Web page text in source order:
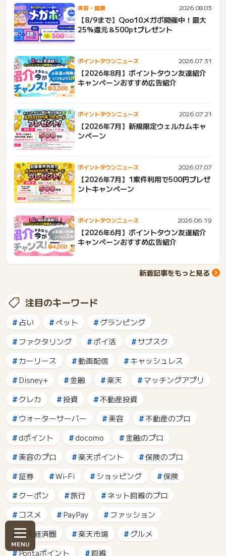
美容・健康 2026.08.03
【8/9まで】Qoo10メガポ開催中！最大
25%還元＆500ptプレゼント
ポイントタウンニュース 2026.07.31
【2026年8月】ポイントタウン友達紹介
キャンペーンおすすめ広告紹介
ポイントタウンニュース 2026.07.21
【2026年7月】新規限定ウェルカムキャ
ンペーン
ポイントタウンニュース 2026.07.07
【2026年7月】1案件利用で500円プレゼ
ントキャンペーン
ポイントタウンニュース 2026.06.19
【2026年6月】ポイントタウン友達紹介
キャンペーンおすすめ広告紹介
新着記事をもっと見る
注目のキーワード
占い ペット
グランピング
ファクタリング
ポイ活
サブスク
カーリース
動画配信
キャッシュレス
Disney+
金融 楽天
マッチングアプリ
クレカ
投資
不動産投資
ウォーターサーバー
美容
不動産のプロ
dポイント
docomo
金融のプロ
美容のプロ
楽天ポイント
保険のプロ
証券
Wi-Fi ショッピング
保険
クーポン
旅行
ネット回線のプロ
コスメ
PayPay
ファッション
楽天経済圏
楽天市場
グルメ
Pontaポイント
回線